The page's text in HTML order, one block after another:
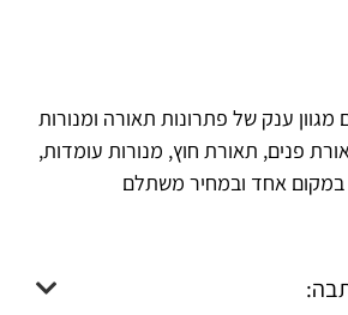
ענק של פתרונות תאורה ומנורות
פנים, תאורת חוץ, מנורות עומדות,
במקום אחד ובמחיר משתלם